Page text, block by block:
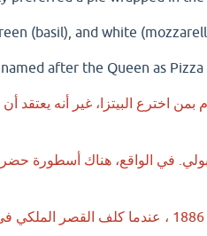
(basil), and white
after the Queen as Pizza
اخترع البيتزا، غير أنه يعتقد
في الواقع، هناك أسطورة
مارغريتا،تم اخترعها في عام 1886 ، عندما كلف